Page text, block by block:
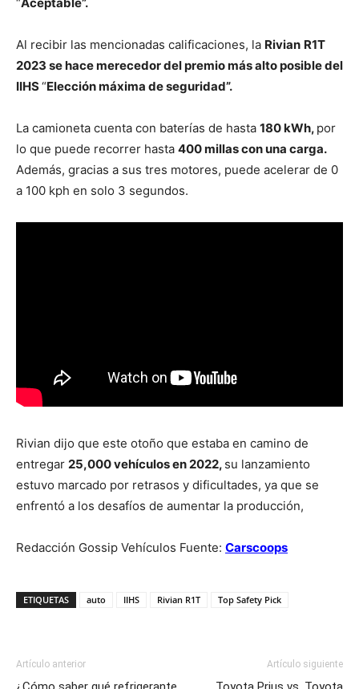
Al recibir las mencionadas calificaciones, la Rivian R1T
2023 se hace merecedor del premio más alto posible del
IIHS“Elección máxima de seguridad”.
La camioneta cuenta con baterías de hasta 180 kWh, por
lo que puede recorrer hasta 400 millas con una carga.
Además, gracias a sus tres motores, puede acelerar de 0
a 100 kph en solo 3 segundos.
Rivian dijo que este otoño que estaba en camino de
entregar 25,000 vehículos en 2022, su lanzamiento
estuvo marcado por retrasos y dificultades, ya que se
enfrentó a los desafíos de aumentar la producción,
Redacción Gossip Vehículos Fuente: Carscoops
ETIQUETAS auto IIHS Rivian R1T Top Safety Pick
Artículo anterior Artículo siguiente